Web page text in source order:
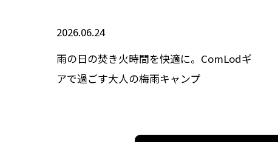
2026.06.24
雨の日の焚き火時間を快適に。ComLodギ
アで過ごす大人の梅雨キャンプ